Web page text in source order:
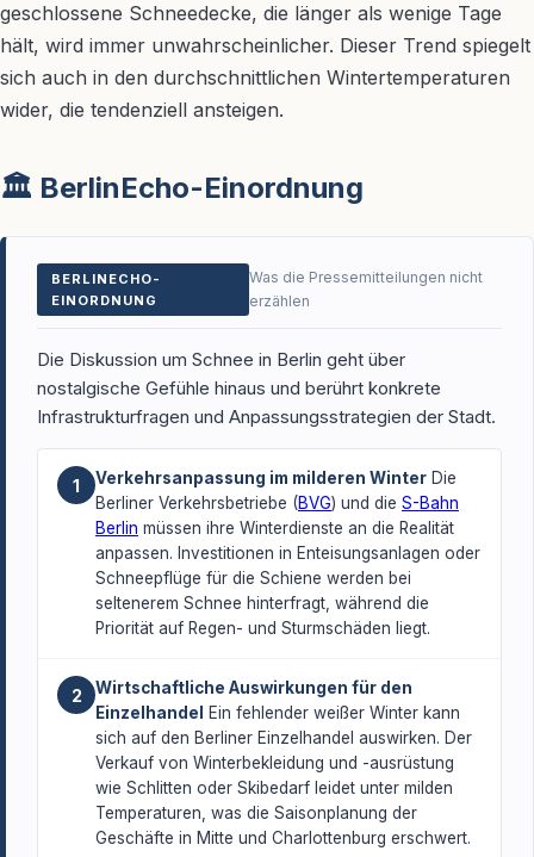
geschlossene Schneedecke, die länger als wenige Tage
hält, wird immer unwahrscheinlicher. Dieser Trend spiegelt
sich auch in den durchschnittlichen Wintertemperaturen
wider, die tendenziell ansteigen.
🏛️ BerlinEcho-Einordnung
BERLINECHO-
EINORDNUNG
Was die Pressemitteilungen nicht
erzählen
Die Diskussion um Schnee in Berlin geht über
nostalgische Gefühle hinaus und berührt konkrete
Infrastrukturfragen und Anpassungsstrategien der Stadt.
1 Verkehrsanpassung im milderen Winter Die
Berliner Verkehrsbetriebe (BVG) und die S-Bahn
Berlin müssen ihre Winterdienste an die Realität
anpassen. Investitionen in Enteisungsanlagen oder
Schneepflüge für die Schiene werden bei
seltenerem Schnee hinterfragt, während die
Priorität auf Regen- und Sturmschäden liegt.
2
Wirtschaftliche Auswirkungen für den
Einzelhandel
Ein fehlender weißer Winter kann
sich auf den Berliner Einzelhandel auswirken. Der
Verkauf von Winterbekleidung und -ausrüstung
wie Schlitten oder Skibedarf leidet unter milden
Temperaturen, was die Saisonplanung der
Geschäfte in Mitte und Charlottenburg erschwert.